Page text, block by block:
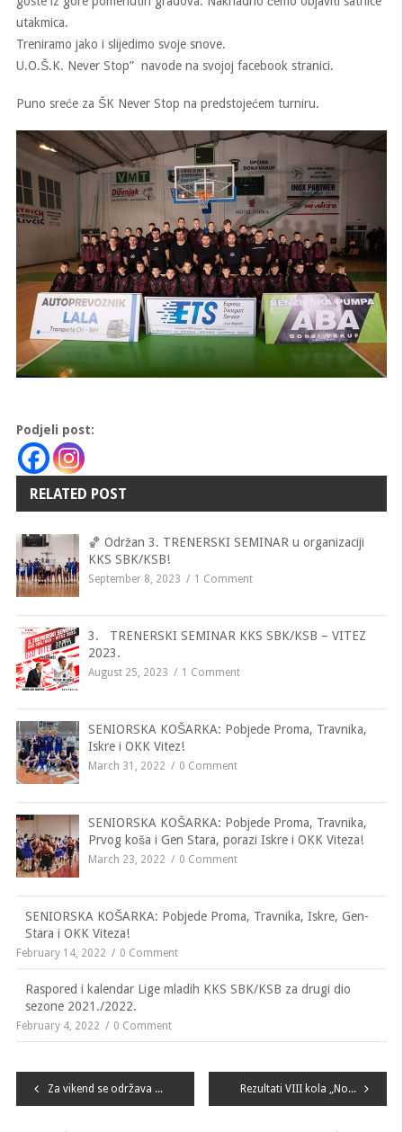
utakmica.
Treniramo jako i slijedimo svoje snove.
U.O.Š.K. Never Stop” navode na svojoj facebook stranici.
Puno sreće za ŠK Never Stop na predstojećem turniru.
Podjeli post:
RELATED POST
🏀 Održan 3. TRENERSKI SEMINAR u organizaciji
KKS SBK/KSB!
September 8, 2023 1 Comment
3. TRENERSKI SEMINAR KKS SBK/KSB – VITEZ
2023.
August 25, 2023 1 Comment
SENIORSKA KOŠARKA: Pobjede Proma, Travnika,
Iskre i OKK Vitez!
March 31, 2022 0 Comment
SENIORSKA KOŠARKA: Pobjede Proma, Travnika,
Prvog koša i Gen Stara, porazi Iskre i OKK Viteza!
March 23, 2022 0 Comment
SENIORSKA KOŠARKA: Pobjede Proma, Travnika, Iskre, Gen-
Stara i OKK Viteza!
February 14, 2022 0 Comment
Raspored i kalendar Lige mladih KKS SBK/KSB za drugi dio
sezone 2021./2022.
February 4, 2022 0 Comment
Navigacija Za vikend se održava Novogodišnji internacionalni turnir u Fojnici Rezultati VIII kola „No1 LIGE MLADIH KKS SBK KSB“